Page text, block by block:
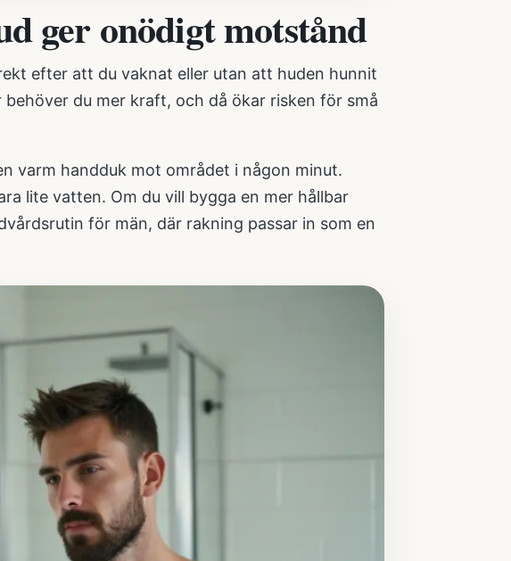
ger onödigt motstånd
efter att du vaknat eller utan att huden hunnit
du mer kraft, och då ökar risken för små
varm handduk mot området i någon minut.
lite vatten. Om du vill bygga en mer hållbar
för män, där rakning passar in som en